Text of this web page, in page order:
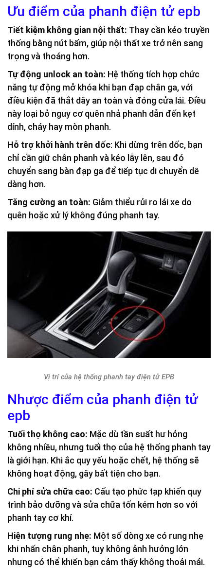
Ưu điểm của phanh điện tử epb
Tiết kiệm không gian nội thất: Thay cần kéo truyền
thống bằng nút bấm, giúp nội thất xe trở nên sang
trọng và thoáng hơn.
Tự động unlock an toàn: Hệ thống tích hợp chức
năng tự động mở khóa khi bạn đạp chân ga, với
điều kiện đã thắt dây an toàn và đóng cửa lái. Điều
này loại bỏ nguy cơ quên nhả phanh dẫn đến kẹt
dính, cháy hay mòn phanh.
Hỗ trợ khởi hành trên dốc: Khi dừng trên dốc, bạn
chỉ cần giữ chân phanh và kéo lẫy lên, sau đó
chuyển sang bàn đạp ga để tiếp tục di chuyển dễ
dàng hơn.
Tăng cường an toàn: Giảm thiểu rủi ro lái xe do
quên hoặc xử lý không đúng phanh tay.
Vị trí của hệ thống phanh tay điện tử EPB
Nhược điểm của phanh điện tử
epb
Tuổi thọ không cao: Mặc dù tần suất hư hỏng
không nhiều, nhưng tuổi thọ của hệ thống phanh tay
là giới hạn. Khi ắc quy yếu hoặc chết, hệ thống sẽ
không hoạt động, gây bất tiện cho bạn.
Chi phí sửa chữa cao: Cấu tạo phức tạp khiến quy
trình bảo dưỡng và sửa chữa tốn kém hơn so với
phanh tay cơ khí.
Hiện tượng rung nhẹ: Một số dòng xe có rung nhẹ
khi nhấn chân phanh, tuy không ảnh hưởng lớn
nhưng có thể khiến bạn cảm thấy không thoải mái.